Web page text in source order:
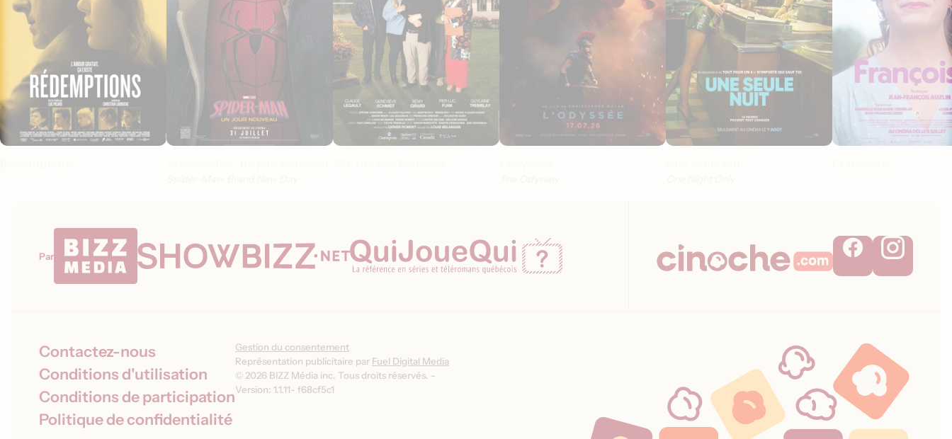
Par
Contactez-nous
Conditions d'utilisation
Conditions de participation
Politique de confidentialité
Gestion du consentement
Représentation publicitaire par Fuel Digital Media
© 2026 BIZZ Média inc. Tous droits réservés. -
Version: 1.1.11- f68cf5c1